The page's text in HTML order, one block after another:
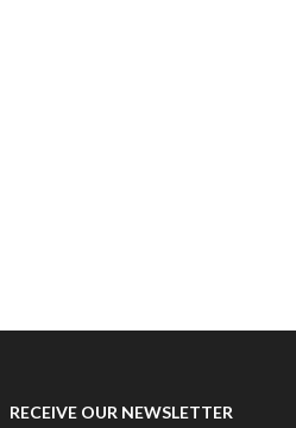
RECEIVE OUR NEWSLETTER